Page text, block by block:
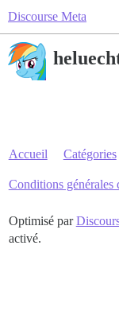
Discourse Meta
Accueil Catégories
Conditions générales
Optimisé par
activé.